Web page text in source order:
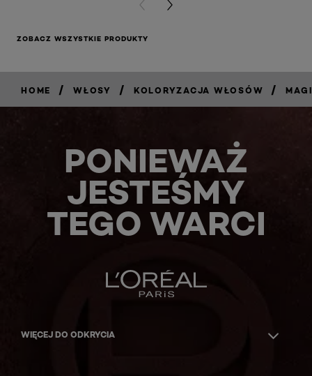
PREVIOUS CARD
NEXT CARD
ZOBACZ WSZYSTKIE PRODUKTY
HOME / WŁOSY / KOLORYZACJA WŁOSÓW /
PONIEWAŻ
JESTEŚMY
TEGO WARCI
WIĘCEJ DO ODKRYCIA